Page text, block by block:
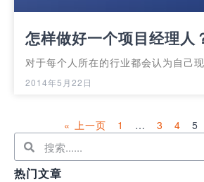
怎样做好一个项目经理人
对于每个人所在的行业都会认为自己
2014年5月22日
« 上一页 1 … 3 4 5
热门文章